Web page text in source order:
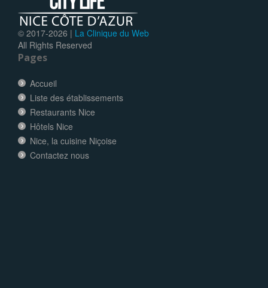
© 2017-2026 | La Clinique du Web
All Rights Reserved
Pages
Accueil
Liste des établissements
Restaurants Nice
Hôtels Nice
Nice, la cuisine Niçoise
Contactez nous